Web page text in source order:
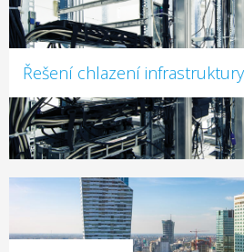
Řešení chlazení